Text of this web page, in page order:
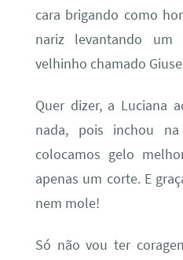
cara brigando como
nariz levantando
velhinho chamado
Quer dizer, a Luciana
nada, pois inchou
colocamos gelo
apenas um corte. E
nem mole!
Só não vou ter